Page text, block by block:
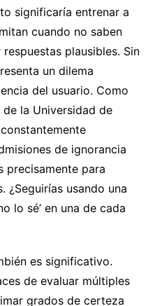
significaría entrenar a
cuando no saben
plausibles. Sin
un dilema
del usuario. Como
de la Universidad de
de ignorancia
precisamente para
¿Seguirías usando una
lo sé’ en una de cada
es significativo.
de evaluar múltiples
grados de certeza